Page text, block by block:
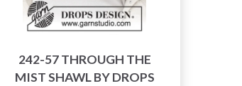
242-57 THROUGH THE
MIST SHAWL BY DROPS